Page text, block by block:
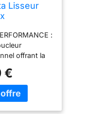
Lisseur
Lisse et
thermo-
Arrêt
:
offrant la
parfaite et
optimale
LISSAGE
€